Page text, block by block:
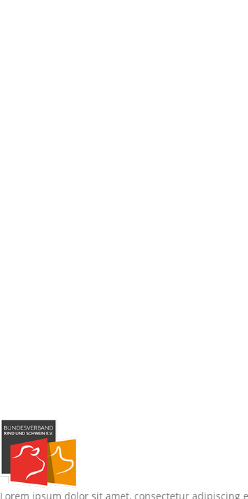
Lorem ipsum dolor sit amet, consectetur